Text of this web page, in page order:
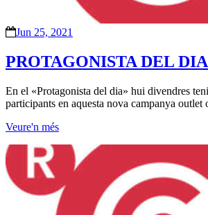
Jun 25, 2021
PROTAGONISTA DEL
En el «Protagonista del dia» hui divendres
participants en aquesta nova campanya
Veure'n més